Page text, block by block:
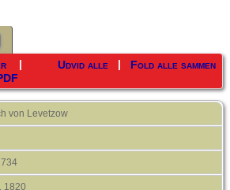
Udvid alle | Fold alle sammen
|
von Levetzow
1820